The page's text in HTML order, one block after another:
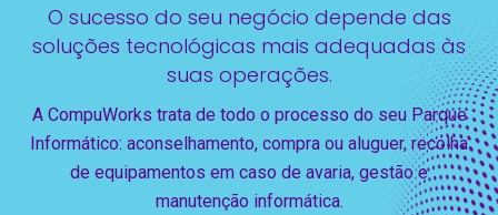
O sucesso do seu negócio depende das
soluções tecnológicas mais adequadas às
suas operações.
A CompuWorks trata de todo o processo do seu Parque
Informático: aconselhamento, compra ou aluguer, recolha
de equipamentos em caso de avaria, gestão e
manutenção informática.